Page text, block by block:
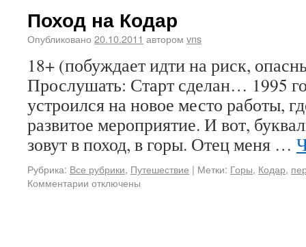
Поход на Кодар
Опубликовано 20.10.2011 автором vns
18+ (побуждает идти на риск,
Прослушать: Старт сделан… 1995
устроился на новое место работы,
развитое мероприятие. И вот,
зовут в поход, в горы. Отец меня …
Рубрика: Все рубрики, Путешествие | Метки: Горы, Кодар,
Комментарии отключены